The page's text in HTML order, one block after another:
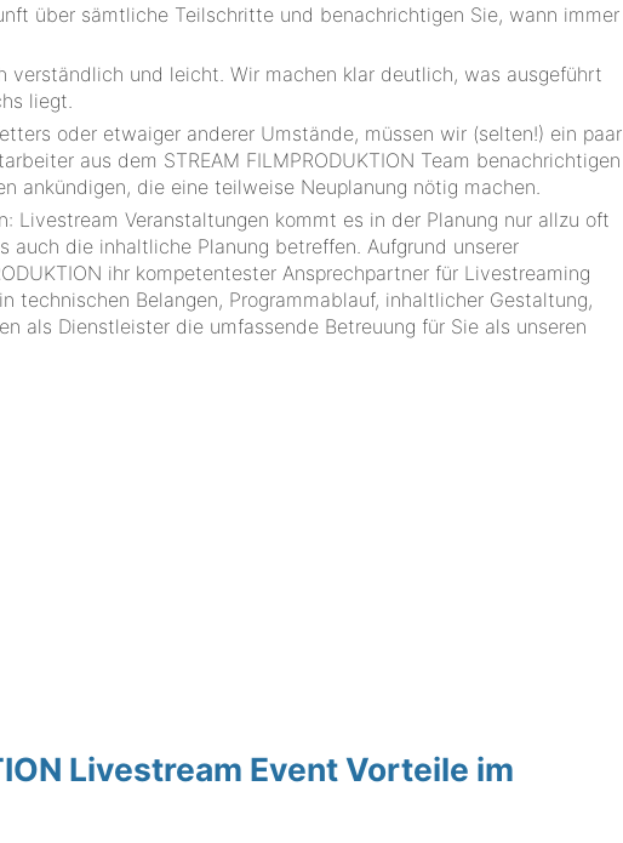
über sämtliche Teilschritte und benachrichtigen Sie, wann immer
verständlich und leicht. Wir machen klar deutlich, was ausgeführt
liegt.
oder etwaiger anderer Umstände, müssen wir (selten!) ein paar
aus dem STREAM FILMPRODUKTION Team benachrichtigen
ankündigen, die eine teilweise Neuplanung nötig machen.
Livestream Veranstaltungen kommt es in der Planung nur allzu oft
auch die inhaltliche Planung betreffen. Aufgrund unserer
ihr kompetentester Ansprechpartner für Livestreaming
technischen Belangen, Programmablauf, inhaltlicher Gestaltung,
als Dienstleister die umfassende Betreuung für Sie als unseren
Livestream Event Vorteile im